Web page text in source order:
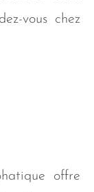
vous chez
offre